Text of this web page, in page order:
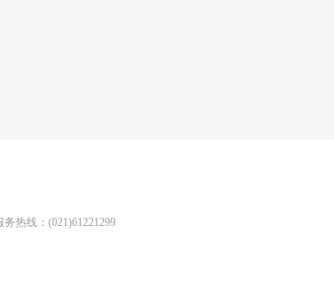
热线：(021)61221299